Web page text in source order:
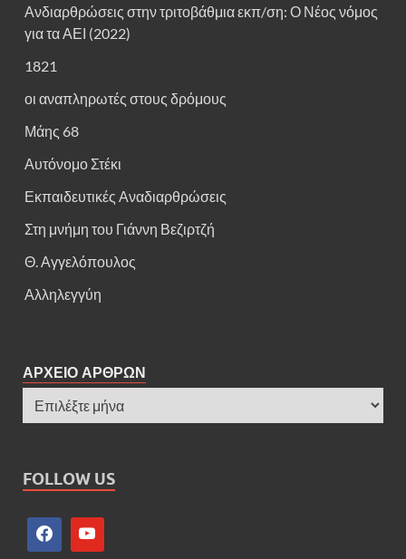
Ανδιαρθρώσεις στην τριτοβάθμια εκπ/ση: Ο Νέος νόμος
για τα ΑΕΙ (2022)
1821
οι αναπληρωτές στους δρόμους
Μάης 68
Αυτόνομο Στέκι
Εκπαιδευτικές Αναδιαρθρώσεις
Στη μνήμη του Γιάννη Βεζιρτζή
Θ. Αγγελόπουλος
Αλληλεγγύη
ΑΡΧΕΙΟ ΑΡΘΡΩΝ
FOLLOW US